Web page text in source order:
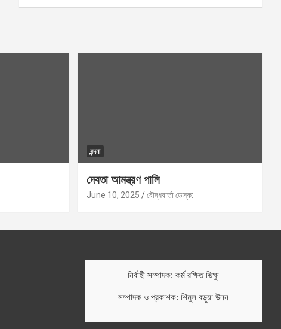
বন্দনা
দেবতা আমন্ত্রণ পালি
June 10, 2025 বৌদ্ধবার্তা ডেস্ক:
নির্বাহী সম্পাদক: কর্ম রক্ষিত ভিক্ষু
সম্পাদক ও প্রকাশক: শিমুল বড়ুয়া উনন